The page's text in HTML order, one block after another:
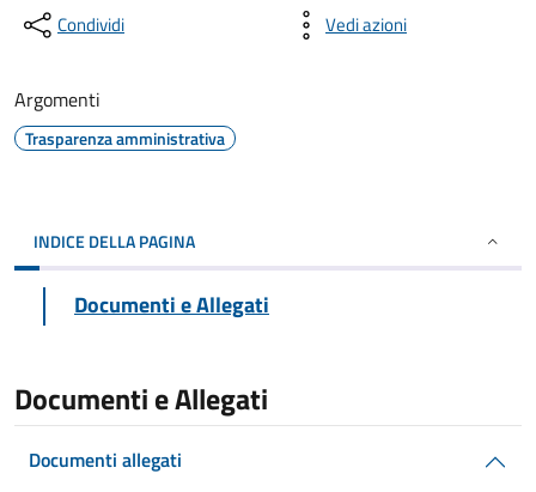
Condividi Vedi azioni
Argomenti
Trasparenza amministrativa
INDICE DELLA PAGINA
Documenti e Allegati
Documenti e Allegati
Documenti allegati